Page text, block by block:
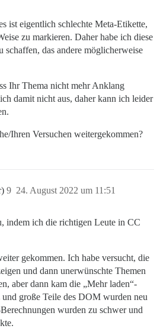
ist eigentlich schlechte Meta-Etikette,
zu markieren. Daher habe ich diese
schaffen, das andere möglicherweise
Ihr Thema nicht mehr Anklang
damit nicht aus, daher kann ich leider
Ihren Versuchen weitergekommen?
24. August 2022 um 11:51
9
indem ich die richtigen Leute in CC
gekommen. Ich habe versucht, die
und dann unerwünschte Themen
aber dann kam die „Mehr laden“-
große Teile des DOM wurden neu
wurden zu schwer und